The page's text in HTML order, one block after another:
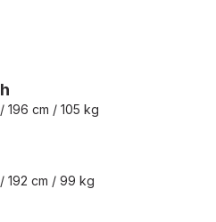
/ 196 cm / 105 kg
192 cm / 99 kg